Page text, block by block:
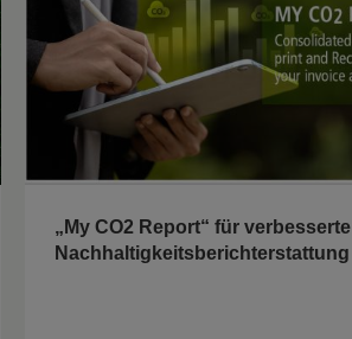
„My CO2 Report“ für verbesserte
Nachhaltigkeitsberichterstattung